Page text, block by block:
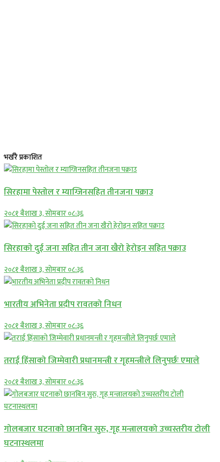
भर्खरै प्रकाशित
सिरहामा पेस्तोल र म्याग्जिनसहित तीनजना पक्राउ
२०८१ बैशाख ३, सोमबार ०८:३६
सिरहाकाे दुई जना सहित तीन जना खैरो हेरोइन सहित पक्राउ
२०८१ बैशाख ३, सोमबार ०८:३६
भारतीय अभिनेता प्रदीप रावतको निधन
२०८१ बैशाख ३, सोमबार ०८:३६
तराई हिंसाको जिम्मेवारी प्रधानमन्त्री र गृहमन्त्रीले लिनुपर्छः एमाले
२०८१ बैशाख ३, सोमबार ०८:३६
गोलबजार घटनाको छानबिन सुरु, गृह मन्त्रालयको उच्चस्तरीय टोली
घटनास्थलमा